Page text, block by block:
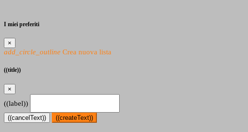
I miei preferiti
×
add_circle_outline Crea nuova lista
((title))
×
((label))
((cancelText)) ((createText))